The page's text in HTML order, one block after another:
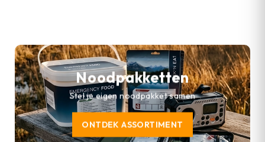
Noodpakketten
Stel je eigen noodpakket samen
ONTDEK ASSORTIMENT